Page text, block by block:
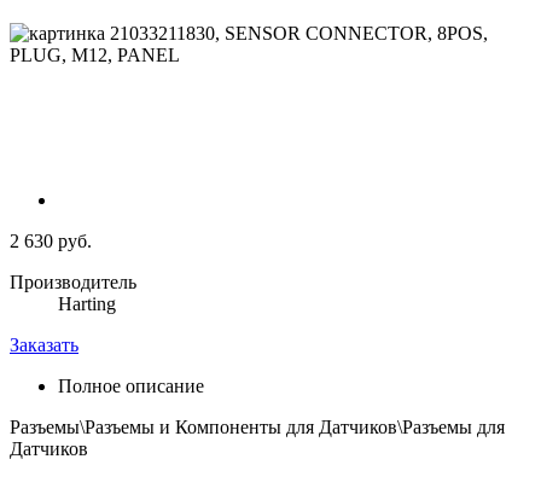
2 630 руб.
Производитель
Harting
Заказать
Полное описание
Разъемы\Разъемы и Компоненты для Датчиков\Разъемы для
Датчиков